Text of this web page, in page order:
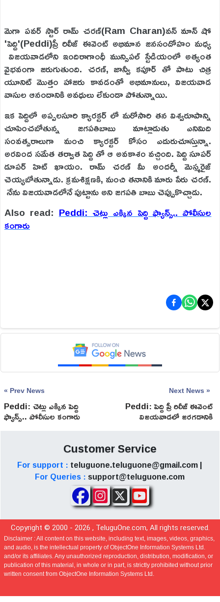
మెగా పవర్ స్టార్ రామ్ చరణ్(Ram Charan)వన్ మాన్ షో
'పెద్ది'(Peddi)ప్రీ రిలీజ్ ఈవెంట్ అభిమాన జనసందోహం మధ్య
విజయవాడలోని ఇందిరాగాంధీ మున్సిపల్ స్టేడియంలో అత్యంత
వైభవంగా జరుగుతుంది. చరణ్, జాన్వీ కపూర్ తో పాటు చిత్ర
యూనిట్ మొత్తం హాజరు కావడంతో అభిమానులు, విజయవాడ
వాసుల ఆనందానికి అవధులు లేకుండా పోతున్నాయి.
ఇక పెద్దిలో అప్పలసూరి క్యారక్టర్ లో మరోసారి తన విశ్వరూపాన్ని
చూపించబోతున్న జగపతిబాబు మాట్లాడుతు ఎనిమిది
సంవత్సరాలుగా మంచి క్యారక్టర్ కోసం ఎదురుచూస్తున్నా.
అరవింద సమేత తర్వాత పెద్ది తో ఆ అవకాశం వచ్చింది. పెద్ది సూపర్
డూపర్ హిట్ ఖాయం. రామ్ చరణ్ మీ అందర్నీ మెస్మరైజ్
చెయ్యబోతున్నాడు. క్రమశిక్షణకి, మంచి తనానికి మారు పేరు చరణ్.
నేను విజయవాడలోనే పుట్టాను అని జగపతి బాబు చెప్పుకొచ్చాడు.
Also read:Peddi: చెట్లు ఎక్కిన పెద్ది ఫ్యాన్స్.. పోలీసుల
కంగారు
« Prev News
Peddi: చెట్లు ఎక్కిన పెద్ది
ఫ్యాన్స్.. పోలీసుల కంగారు
Next News »
Peddi: పెద్ది ప్రీ రిలీజ్ ఈవెంట్
విజయవాడలో జరగడానికి
Customer Service
For support : teluguone.teluguone@gmail.com |
For Queries : support@teluguone.com
Copyright © 2000 - 2026 , TeluguOne.com, All rights reserved.
Disclaimer :All content on this website, including text, images, videos, graphics,
and audio, is the intellectual property of ObjectOne Information Systems Ltd.
and/or its affiliates. Any unauthorized reproduction, distribution, modification, or
publication of this material, in whole or in part, is strictly prohibited without prior
written consent from ObjectOne Information Systems Ltd.